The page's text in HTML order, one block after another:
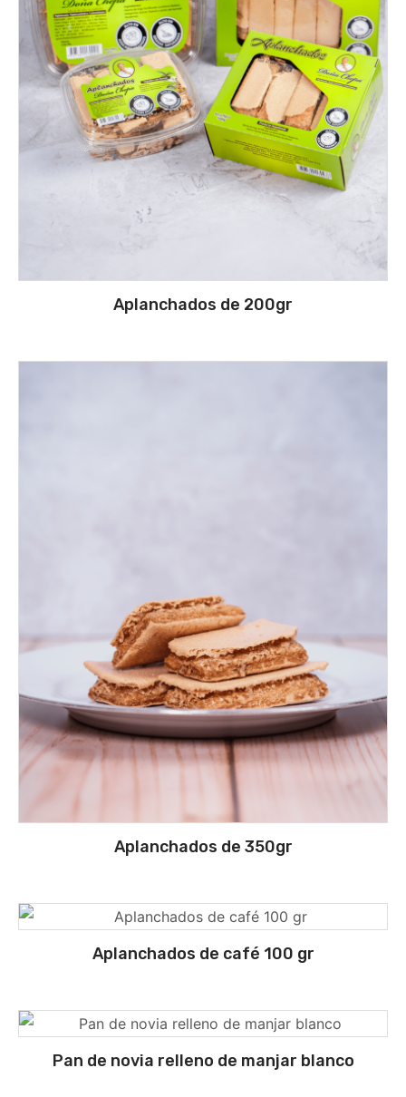
Aplanchados de 200gr
Aplanchados de 350gr
Aplanchados de café 100 gr
Pan de novia relleno de manjar blanco